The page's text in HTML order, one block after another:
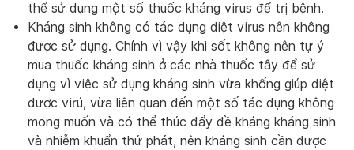
thể sử dụng một số thuốc kháng virus để trị bệnh.
Kháng sinh không có tác dụng diệt virus nên không
được sử dụng. Chính vì vậy khi sốt không nên tự ý
mua thuốc kháng sinh ở các nhà thuốc tây để sử
dụng vì việc sử dụng kháng sinh vừa khống giúp diệt
được virú, vừa liên quan đến một số tác dụng không
mong muốn và có thể thúc đẩy đề kháng kháng sinh
và nhiễm khuẩn thứ phát, nên kháng sinh cần được